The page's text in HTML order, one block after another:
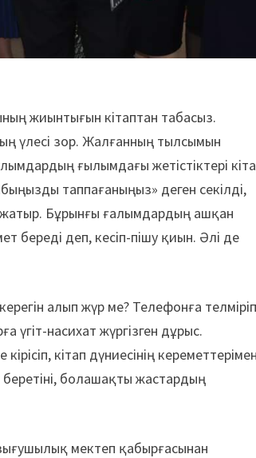
жиынтығын кітаптан табасыз.
үлесі зор. Жалғанның тылсымын
ғылымдағы жетістіктері
таппағаныңыз» деген секілді,
жатыр. Бұрынғы ғалымдардың ашқан
береді деп, кесіп-пішу қиын. Әлі де
алып жүр ме? Телефонға
үгіт-насихат жүргізген дұрыс.
кітап дүниесінің
беретіні, болашақты жастардың
мектеп қабырғасынан